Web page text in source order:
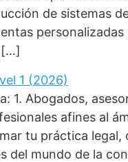
de sistemas
[…]
1 (2026)
1. Abogados,
afines al
tu práctica
del mundo de la